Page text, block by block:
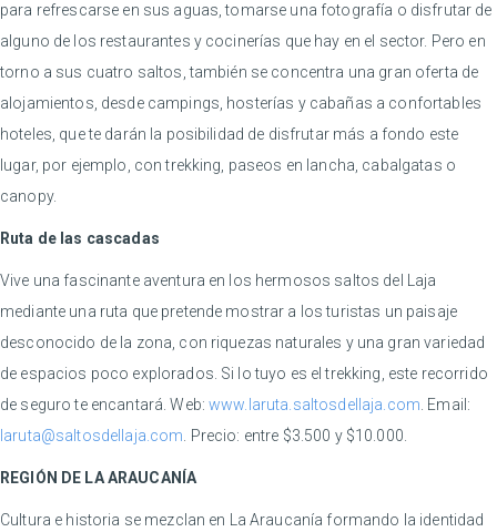
para refrescarse en sus aguas, tomarse una fotografía o disfrutar de
alguno de los restaurantes y cocinerías que hay en el sector. Pero en
torno a sus cuatro saltos, también se concentra una gran oferta de
alojamientos, desde campings, hosterías y cabañas a confortables
hoteles, que te darán la posibilidad de disfrutar más a fondo este
lugar, por ejemplo, con trekking, paseos en lancha, cabalgatas o
canopy.
Ruta de las cascadas
Vive una fascinante aventura en los hermosos saltos del Laja
mediante una ruta que pretende mostrar a los turistas un paisaje
desconocido de la zona, con riquezas naturales y una gran variedad
de espacios poco explorados. Si lo tuyo es el trekking, este recorrido
de seguro te encantará. Web:www.laruta.saltosdellaja.com . Email:
laruta@saltosdellaja.com . Precio: entre $3.500 y $10.000.
REGIÓN DE LA ARAUCANÍA
Cultura e historia se mezclan en La Araucanía formando la identidad